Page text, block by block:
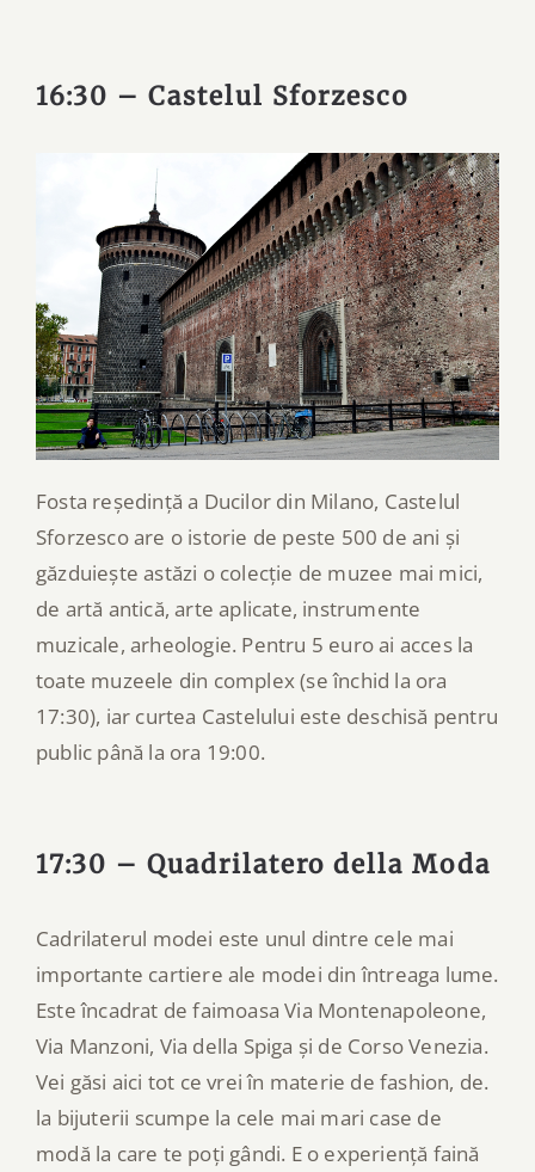
16:30 – Castelul Sforzesco
Fosta reședință a Ducilor din Milano, Castelul
Sforzesco are o istorie de peste 500 de ani și
găzduiește astăzi o colecție de muzee mai mici,
de artă antică, arte aplicate, instrumente
muzicale, arheologie. Pentru 5 euro ai acces la
toate muzeele din complex (se închid la ora
17:30), iar curtea Castelului este deschisă pentru
public până la ora 19:00.
17:30 – Quadrilatero della Moda
Cadrilaterul modei este unul dintre cele mai
importante cartiere ale modei din întreaga lume.
Este încadrat de faimoasa Via Montenapoleone,
Via Manzoni, Via della Spiga și de Corso Venezia.
Vei găsi aici tot ce vrei în materie de fashion, de.
la bijuterii scumpe la cele mai mari case de
modă la care te poți gândi. E o experiență faină